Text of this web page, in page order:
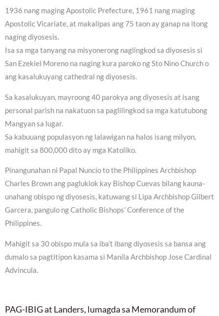
1936 nang maging Apostolic Prefecture, 1961 nang maging
Apostolic Vicariate, at makalipas ang 75 taon ay ganap na itong
naging diyosesis.
Isa sa mga tanyang na misyonerong naglingkod sa diyosesis si
San Ezekiel Moreno na naging kura paroko ng Sto Nino Church o
ang kasalukuyang cathedral ng diyosesis.
Sa kasalukuyan, mayroong 40 parokya ang diyosesis at isang
personal parish na nakatuon sa paglilingkod sa mga katutubong
Mangyan sa lugar.
Sa kabuuang populasyon ng lalawigan na halos isang milyon,
mahigit sa 800,000 dito ay mga Katoliko.
Pinangunahan ni Papal Nuncio to the Philippines Archbishop
Charles Brown ang pagluklok kay Bishop Cuevas bilang kauna-
unahang obispo ng diyosesis, katuwang si Lipa Archbishop Gilbert
Garcera, pangulo ng Catholic Bishops’ Conference of the
Philippines.
Mahigit sa 30 obispo mula sa iba’t ibang diyosesis sa bansa ang
dumalo sa pagtitipon kasama si Manila Archbishop Jose Cardinal
Advincula.
PAG-IBIG at Landers, lumagda sa Memorandum of